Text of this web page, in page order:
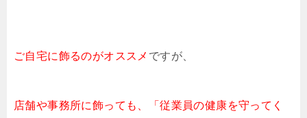
ご自宅に飾るのがオススメ ですが、
店舗や事務所に飾っても、「従業員の健康を守ってく